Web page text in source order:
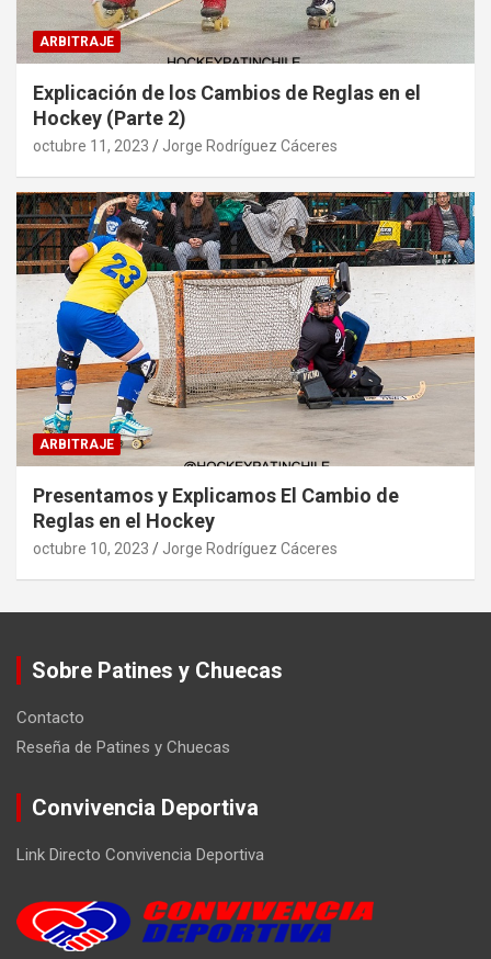
ARBITRAJE
Explicación de los Cambios de Reglas en el
Hockey (Parte 2)
octubre 11, 2023 Jorge Rodríguez Cáceres
ARBITRAJE
Presentamos y Explicamos El Cambio de
Reglas en el Hockey
octubre 10, 2023 Jorge Rodríguez Cáceres
Sobre Patines y Chuecas
Contacto
Reseña de Patines y Chuecas
Convivencia Deportiva
Link Directo Convivencia Deportiva